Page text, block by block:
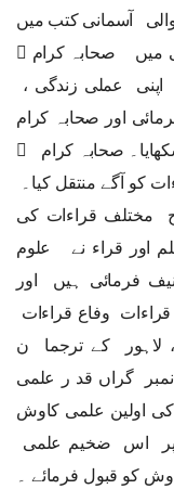
آسمانی کتب میں
میں صحابہ کرام ﷢
عملی زندگی ،
اور صحابہ کرام
صحابہ کرام ﷢
کو آگے منتقل کیا۔
مختلف قراءات کی
اور قراء نے علوم
فرمائی ہیں اور
وفاع قراءات
، لاہور کے ترجما ن
گراں قد ر علمی
اولین علمی کاوش
پر اس ضخیم علمی
کو قبول فرمائے ۔